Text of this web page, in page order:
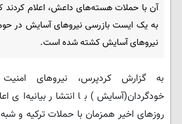
آن با حملات هسته‌های داعش، اعلام
به یک ایست بازرسی نیروهای آسایش در
نیروهای آسایش کشته شده است.
به گزارش کردپرس، نیروهای
خودگردان(آسایش) با انتشار بیانیه‌ای
روزهای اخیر همزمان با حملات ترکیه و